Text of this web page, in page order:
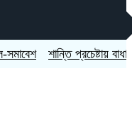
শান্তি প্রচেষ্টায় বাধা দিচ্ছে